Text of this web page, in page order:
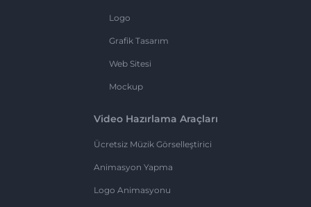
Logo
Grafik Tasarım
Web Sitesi
Mockup
Video Hazırlama Araçları
Ücretsiz Müzik Görselleştirici
Animasyon Yapma
Logo Animasyonu